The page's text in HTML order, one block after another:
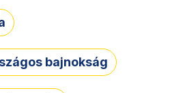
bajnokság